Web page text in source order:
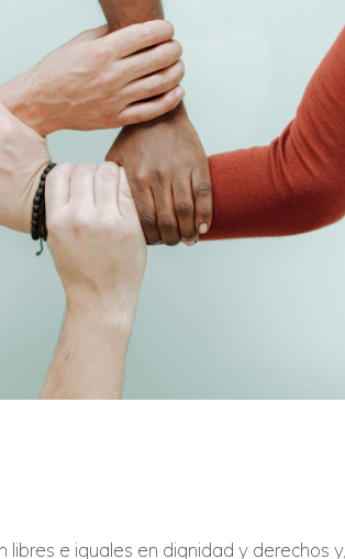
libres e iguales en dignidad y derechos